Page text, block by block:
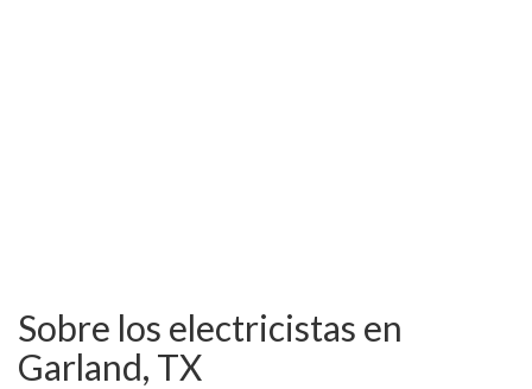
Sobre los electricistas en
Garland, TX